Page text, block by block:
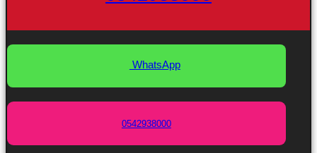
WhatsApp
0542938000